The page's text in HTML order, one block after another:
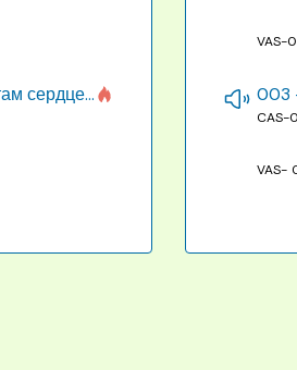
1552 – Где сокровище наше – там сердце, там помышления
VAS-
003
CAS-
VAS-